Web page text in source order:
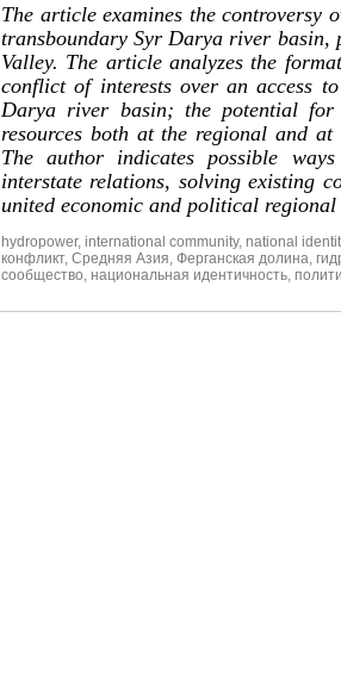
The article examines the controversy
transboundary Syr Darya river
Valley. The article analyzes the
conflict of interests over an access
Darya river basin; the potential for
resources both at the regional and
The author indicates possible
interstate relations, solving existing
united economic and political regional
hydropower, international community, national
конфликт, Средняя Азия Ферганская долина
сообщество национальная идентичность